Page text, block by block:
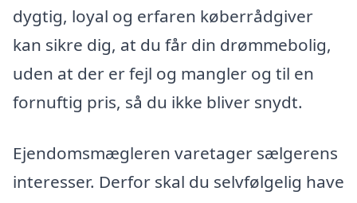
dygtig, loyal og erfaren køberrådgiver
kan sikre dig, at du får din drømmebolig,
uden at der er fejl og mangler og til en
fornuftig pris, så du ikke bliver snydt.
Ejendomsmægleren varetager sælgerens
interesser. Derfor skal du selvfølgelig have